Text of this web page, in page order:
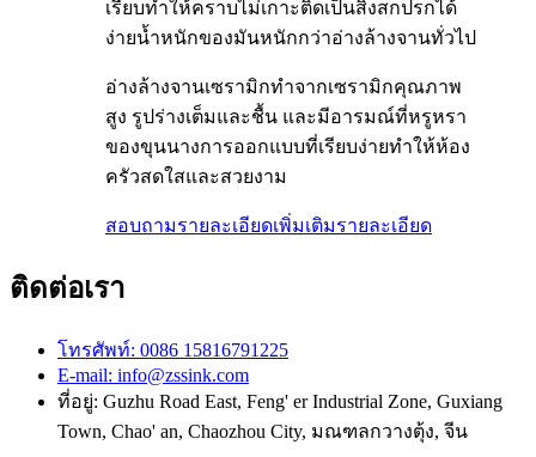
เรียบทำให้คราบไม่เกาะติดเป็นสิ่งสกปรกได้
ง่ายน้ำหนักของมันหนักกว่าอ่างล้างจานทั่วไป
อ่างล้างจานเซรามิกทำจากเซรามิกคุณภาพ
สูง รูปร่างเต็มและชื้น และมีอารมณ์ที่หรูหรา
ของขุนนางการออกแบบที่เรียบง่ายทำให้ห้อง
ครัวสดใสและสวยงาม
สอบถามรายละเอียดเพิ่มเติมรายละเอียด
ติดต่อเรา
โทรศัพท์: 0086 15816791225
E-mail: info@zssink.com
ที่อยู่: Guzhu Road East, Feng' er Industrial Zone, Guxiang
Town, Chao' an, Chaozhou City, มณฑลกวางตุ้ง, จีน